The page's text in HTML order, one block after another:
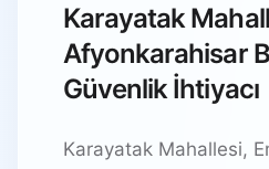
Karayatak
Afyonkarahisar
Güvenlik İhtiyacı
Karayatak Mahallesi,